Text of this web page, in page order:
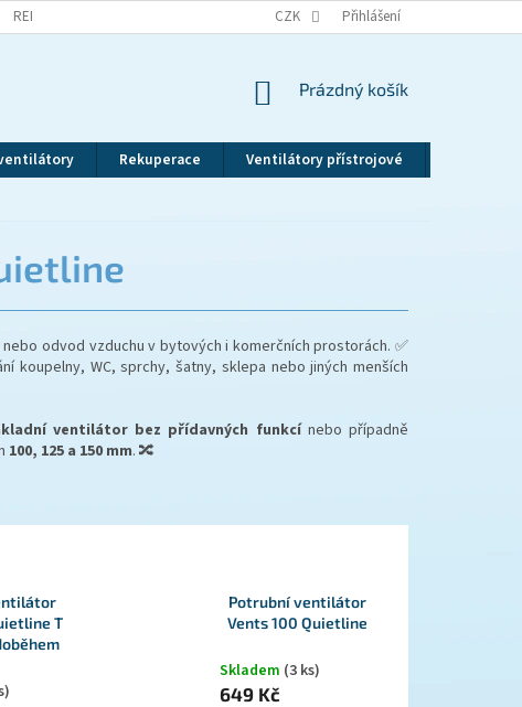
REKLAMAČNÍ ŘÁD ZÁSADY OCHRANY OSOBNÍCH
CZK Přihlášení
NÁKUPNÍ
Prázdný košík
Rekuperace Ventilátory přístrojové
odvod vzduchu v bytových i komerčních prostorách. ✅
koupelny, WC, sprchy, šatny, sklepa nebo jiných menších
ventilátor bez přídavných funkcínebo případně
100, 125 a 150 mm. 🔀
T
Potrubní ventilátor
Vents 100 Quietline
Skladem (3 ks)
649 Kč